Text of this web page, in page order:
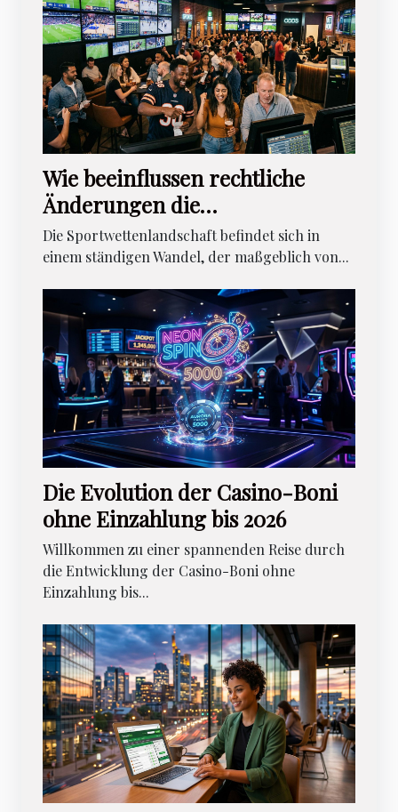
Wie beeinflussen rechtliche
Änderungen die
Sportwettenlandschaft?
Die Sportwettenlandschaft befindet sich in
einem ständigen Wandel, der maßgeblich von...
Die Evolution der Casino-Boni
ohne Einzahlung bis 2026
Willkommen zu einer spannenden Reise durch
die Entwicklung der Casino-Boni ohne
Einzahlung bis...